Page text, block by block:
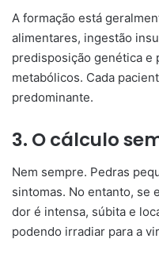
A formação está
alimentares, ingestão
predisposição genética e
metabólicos. Cada
predominante.
3. O cálculo
Nem sempre. Pedras
sintomas. No entanto, se
dor é intensa, súbita e
podendo irradiar para a